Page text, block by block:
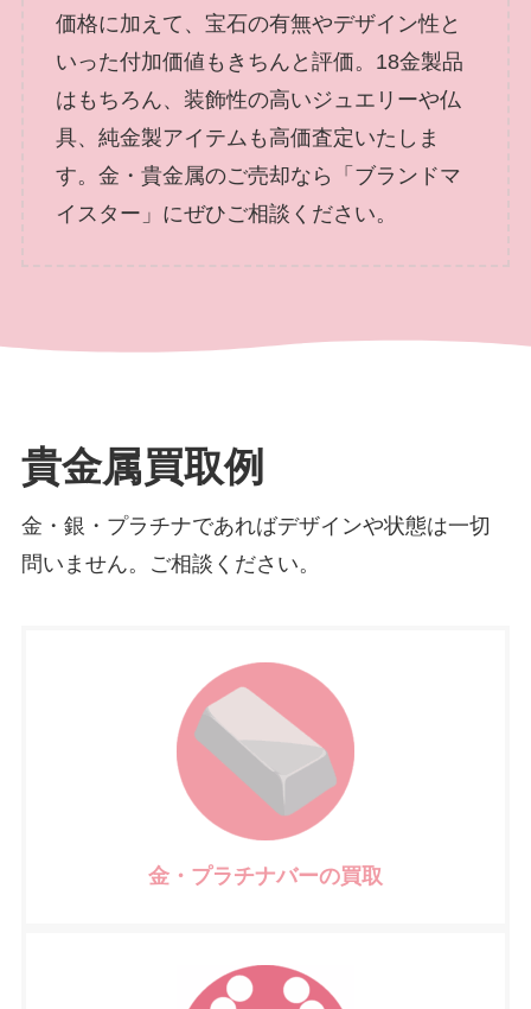
価格に加えて、宝石の有無やデザイン性と
いった付加価値もきちんと評価。18金製品
はもちろん、装飾性の高いジュエリーや仏
具、純金製アイテムも高価査定いたしま
す。金・貴金属のご売却なら「ブランドマ
イスター」にぜひご相談ください。
貴金属買取例
金・銀・プラチナであればデザインや状態は一切
問いません。ご相談ください。
金・プラチナバーの買取